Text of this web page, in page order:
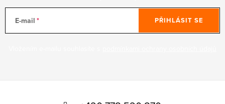
E-mail PŘIHLÁSIT SE